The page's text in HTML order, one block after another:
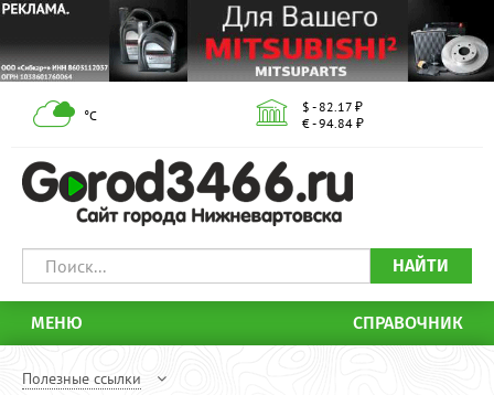
°С
$ - 82.17 ₽
€ - 94.84 ₽
НАЙТИ
МЕНЮ СПРАВОЧНИК
Полезные ссылки